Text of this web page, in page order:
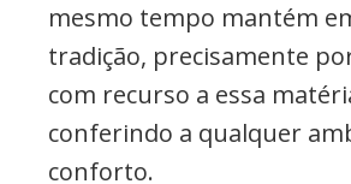
mesmo tempo mantém
tradição, precisamente
com recurso a essa
conferindo a qualquer
conforto.